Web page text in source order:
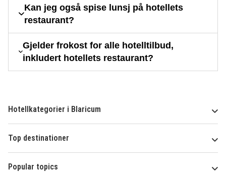
Kan jeg også spise lunsj på hotellets
restaurant?
Gjelder frokost for alle hotelltilbud,
inkludert hotellets restaurant?
Hotellkategorier i Blaricum
Top destinationer
Popular topics